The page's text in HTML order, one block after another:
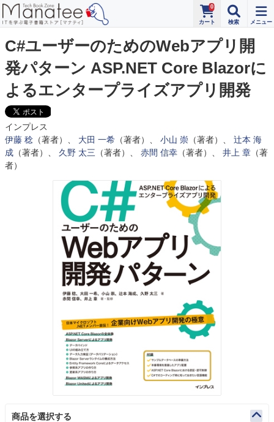
0
C#ユーザーのためのWebアプリ開
発パターン ASP.NET Core Blazorに
よるエンタープライズアプリ開発
インプレス
伊藤 稔 （著者）、 大田 一希 （著者）、 小山 崇 （著者）、 辻本 海
成 （著者）、 久野 太三 （著者）、 赤間 信幸 （著者）、 井上 章 （著
者）
商品を選択する